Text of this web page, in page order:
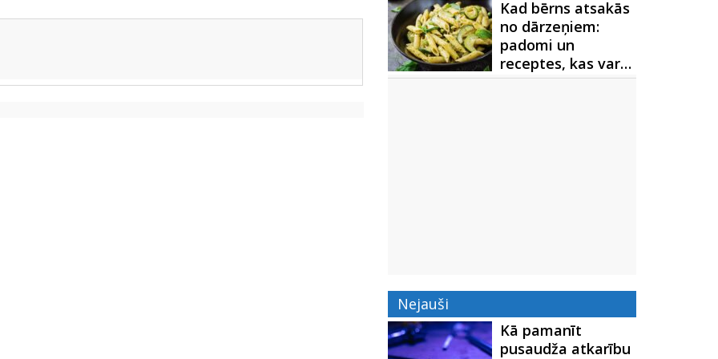
Kad bērns atsakās
no dārzeņiem:
padomi un
receptes, kas var…
Nejauši
Kā pamanīt
pusaudža atkarību